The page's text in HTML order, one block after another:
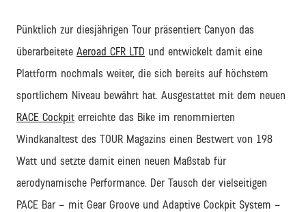
Pünktlich zur diesjährigen Tour präsentiert Canyon das
überarbeitete Aeroad CFR LTD und entwickelt damit eine
Plattform nochmals weiter, die sich bereits auf höchstem
sportlichem Niveau bewährt hat. Ausgestattet mit dem neuen
RACE Cockpit erreichte das Bike im renommierten
Windkanaltest des TOUR Magazins einen Bestwert von 198
Watt und setzte damit einen neuen Maßstab für
aerodynamische Performance. Der Tausch der vielseitigen
PACE Bar – mit Gear Groove und Adaptive Cockpit System –